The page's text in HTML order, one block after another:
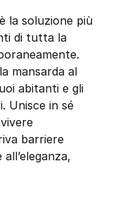
la soluzione più
di tutta la
mansarda al
abitanti e gli
Unisce in sé
barriere